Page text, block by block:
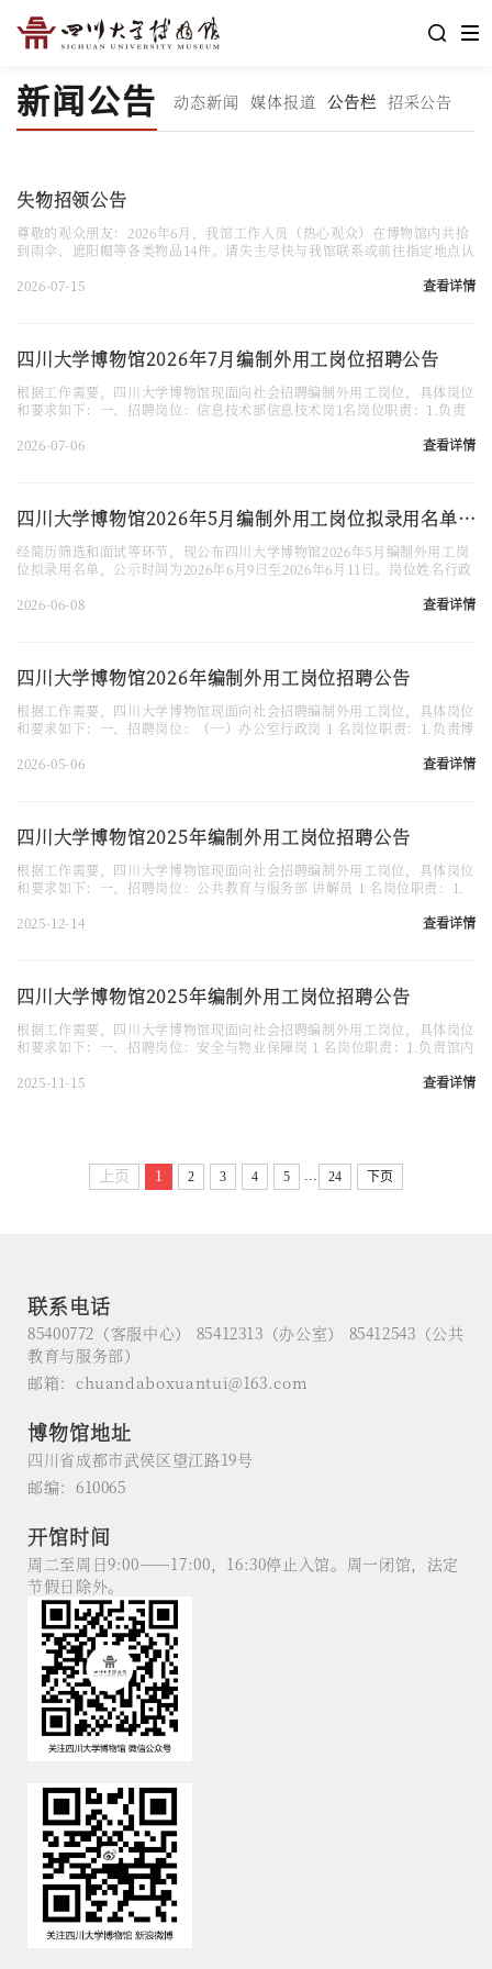
新闻公告 动态新闻 媒体报道 公告栏 招采公告
失物招领公告
尊敬的观众朋友：2026年6月，我馆工作人员（热心观众）在博物馆内共拾
到雨伞、遮阳帽等各类物品14件。请失主尽快与我馆联系或前往指定地点认
馆一楼总服务台办理领取手续。2.‌电话预约‌：请拨打咨询电话028-85400772
2026-07-15 查看详情
四川大学博物馆2026年7月编制外用工岗位招聘公告
根据工作需要，四川大学博物馆现面向社会招聘编制外用工岗位，具体岗位
和要求如下：一、招聘岗位：信息技术部信息技术岗1名岗位职责：1.负责
禁、环控等设备的7*24小时运行监控和运维；2.负责根据业务要求，配置机
2026-07-06 查看详情
四川大学博物馆2026年5月编制外用工岗位拟录用名单公示
经简历筛选和面试等环节，现公布四川大学博物馆2026年5月编制外用工岗
位拟录用名单，公示时间为2026年6月9日至2026年6月11日。岗位姓名行政
向我单位反映，并提供必要的证据材料，以便核实查证。四川大学博物馆办
2026-06-08 查看详情
四川大学博物馆2026年编制外用工岗位招聘公告
根据工作需要，四川大学博物馆现面向社会招聘编制外用工岗位，具体岗位
和要求如下：一、招聘岗位：（一）办公室行政岗 1 名岗位职责：1.负责博
2.负责馆内招采工作，组织实施馆内招标、比选等采购流程，完成相关工作
2026-05-06 查看详情
四川大学博物馆2025年编制外用工岗位招聘公告
根据工作需要，四川大学博物馆现面向社会招聘编制外用工岗位，具体岗位
和要求如下：一、招聘岗位：公共教育与服务部 讲解员 1 名岗位职责：1.
任务，科学回应公众提出的相关问题；2.参与博物馆观众问卷的设计，收集
2025-12-14 查看详情
四川大学博物馆2025年编制外用工岗位招聘公告
根据工作需要，四川大学博物馆现面向社会招聘编制外用工岗位，具体岗位
和要求如下：一、招聘岗位：安全与物业保障岗 1 名岗位职责：1.负责馆内
维护。2.负责物业工程维修、票务、会务、保洁、绿化、防虫、消防值守方
2025-11-15 查看详情
上页 1 2 3 4 5 ... 24 下页
联系电话
85400772（客服中心） 85412313（办公室） 85412543（公共
教育与服务部）
邮箱：chuandaboxuantui@163.com
博物馆地址
四川省成都市武侯区望江路19号
邮编：610065
开馆时间
周二至周日9:00——17:00，16:30停止入馆。周一闭馆，法定
节假日除外。